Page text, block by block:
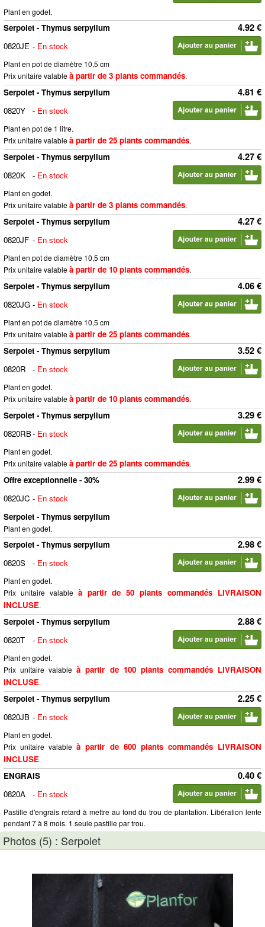
Plant en godet.
4.92 €
Serpolet - Thymus serpyllum
0820JE - En stock
Plant en pot de diamètre 10,5 cm
Prix unitaire valableà partir de 3 plants commandés.
4.81 €
Serpolet - Thymus serpyllum
0820Y
- En stock
Plant en pot de 1 litre.
Prix unitaire valableà partir de 25 plants commandés.
4.27 €
Serpolet - Thymus serpyllum
0820K
- En stock
Plant en godet.
Prix unitaire valableà partir de 3 plants commandés.
4.27 €
Serpolet - Thymus serpyllum
0820JF - En stock
Plant en pot de diamètre 10,5 cm
Prix unitaire valableà partir de 10 plants commandés.
4.06 €
Serpolet - Thymus serpyllum
0820JG - En stock
Plant en pot de diamètre 10,5 cm
Prix unitaire valableà partir de 25 plants commandés.
3.52 €
Serpolet - Thymus serpyllum
0820R
- En stock
Plant en godet.
Prix unitaire valableà partir de 10 plants commandés.
3.29 €
Serpolet - Thymus serpyllum
0820RB- En stock
Plant en godet.
Prix unitaire valableà partir de 25 plants commandés.
2.99 €
Offre exceptionnelle - 30%
0820JC - En stock
Serpolet - Thymus serpyllum
Plant en godet.
2.98 €
Serpolet - Thymus serpyllum
0820S
- En stock
Plant en godet.
Prix unitaire valable à partir de 50 plants commandés LIVRAISON
INCLUSE.
2.88 €
Serpolet - Thymus serpyllum
0820T
- En stock
Plant en godet.
Prix unitaire valableà partir de 100 plants commandés LIVRAISON
INCLUSE.
2.25 €
Serpolet - Thymus serpyllum
0820JB - En stock
Plant en godet.
Prix unitaire valableà partir de 600 plants commandés LIVRAISON
INCLUSE.
0.40 €
ENGRAIS
0820A
- En stock
Pastille d'engrais retard à mettre au fond du trou de plantation. Libération lente
pendant 7 à 8 mois. 1 seule pastille par trou.
Photos (5) : Serpolet